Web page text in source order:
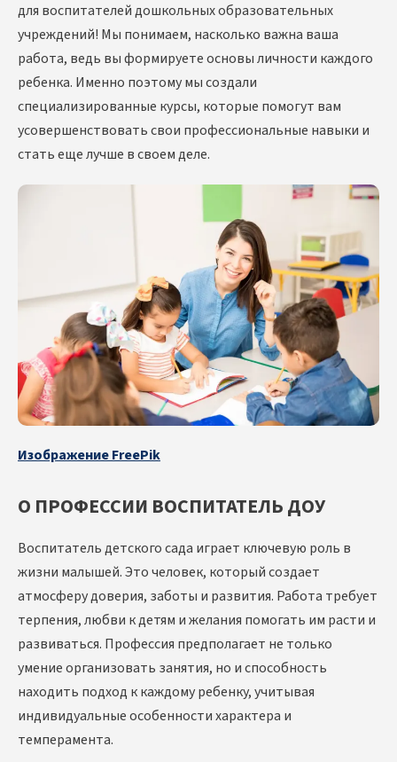
для воспитателей дошкольных образовательных
учреждений! Мы понимаем, насколько важна ваша
работа, ведь вы формируете основы личности каждого
ребенка. Именно поэтому мы создали
специализированные курсы, которые помогут вам
усовершенствовать свои профессиональные навыки и
стать еще лучше в своем деле.
Изображение FreePik
О ПРОФЕССИИ ВОСПИТАТЕЛЬ ДОУ
Воспитатель детского сада играет ключевую роль в
жизни малышей. Это человек, который создает
атмосферу доверия, заботы и развития. Работа требует
терпения, любви к детям и желания помогать им расти и
развиваться. Профессия предполагает не только
умение организовать занятия, но и способность
находить подход к каждому ребенку, учитывая
индивидуальные особенности характера и
темперамента.